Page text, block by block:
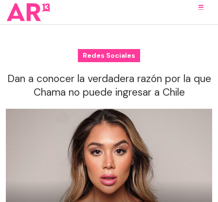
Redes Sociales
Dan a conocer la verdadera razón por la que
Chama no puede ingresar a Chile